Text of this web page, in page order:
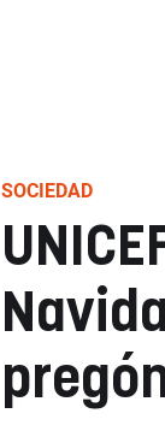
SOCIEDAD